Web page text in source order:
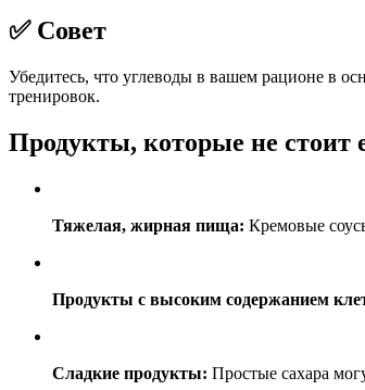
✅ Совет
Убедитесь, что углеводы в вашем рационе в
тренировок.
Продукты, которые не стоит
Тяжелая, жирная пища: Кремовые
Продукты с высоким содержанием
Сладкие продукты: Простые сахара